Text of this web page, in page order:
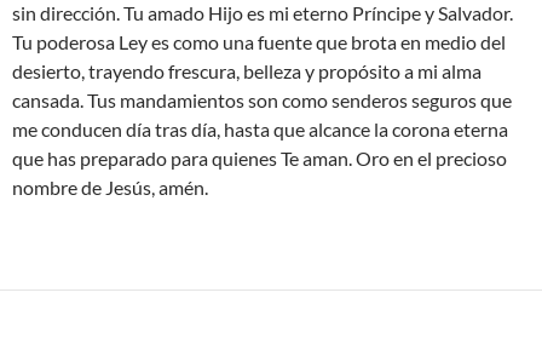
sin dirección. Tu amado Hijo es mi eterno Príncipe y Salvador.
Tu poderosa Ley es como una fuente que brota en medio del
desierto, trayendo frescura, belleza y propósito a mi alma
cansada. Tus mandamientos son como senderos seguros que
me conducen día tras día, hasta que alcance la corona eterna
que has preparado para quienes Te aman. Oro en el precioso
nombre de Jesús, amén.